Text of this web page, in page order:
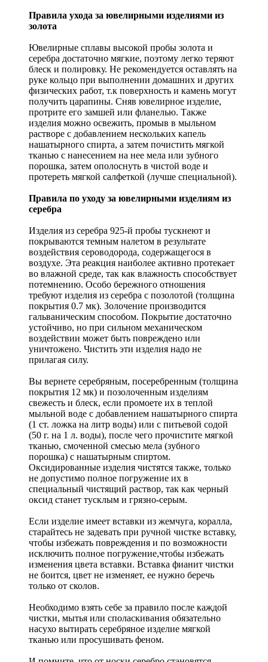
Правила ухода за ювелирными изделиями из
золота
Ювелирные сплавы высокой пробы золота и
серебра достаточно мягкие, поэтому легко теряют
блеск и полировку. Не рекомендуется оставлять на
руке кольцо при выполнении домашних и других
физических работ, т.к поверхность и камень могут
получить царапины. Сняв ювелирное изделие,
протрите его замшей или фланелью. Также
изделия можно освежить, промыв в мыльном
растворе с добавлением нескольких капель
нашатырного спирта, а затем почистить мягкой
тканью с нанесением на нее мела или зубного
порошка, затем ополоснуть в чистой воде и
протереть мягкой салфеткой (лучше специальной).
Правила по уходу за ювелирными изделиям из
серебра
Изделия из серебра 925-й пробы тускнеют и
покрываются темным налетом в результате
воздействия сероводорода, содержащегося в
воздухе. Эта реакция наиболее активно протекает
во влажной среде, так как влажность способствует
потемнению. Особо бережного отношения
требуют изделия из серебра с позолотой (толщина
покрытия 0.7 мк). Золочение производится
гальваническим способом. Покрытие достаточно
устойчиво, но при сильном механическом
воздействии может быть повреждено или
уничтожено. Чистить эти изделия надо не
прилагая силу.
Вы вернете серебряным, посеребренным (толщина
покрытия 12 мк) и позолоченным изделиям
свежесть и блеск, если промоете их в теплой
мыльной воде с добавлением нашатырного спирта
(1 ст. ложка на литр воды) или с питьевой содой
(50 г. на 1 л. воды), после чего прочистите мягкой
тканью, смоченной смесью мела (зубного
порошка) с нашатырным спиртом.
Оксидированные изделия чистятся также, только
не допустимо полное погружение их в
специальный чистящий раствор, так как черный
оксид станет тусклым и грязно-серым.
Если изделие имеет вставки из жемчуга, коралла,
старайтесь не задевать при ручной чистке вставку,
чтобы избежать повреждения и по возможности
исключить полное погружение,чтобы избежать
изменения цвета вставки. Вставка фианит чистки
не боится, цвет не изменяет, ее нужно беречь
только от сколов.
Необходимо взять себе за правило после каждой
чистки, мытья или споласкивания обязательно
насухо вытирать серебряное изделие мягкой
тканью или просушивать феном.